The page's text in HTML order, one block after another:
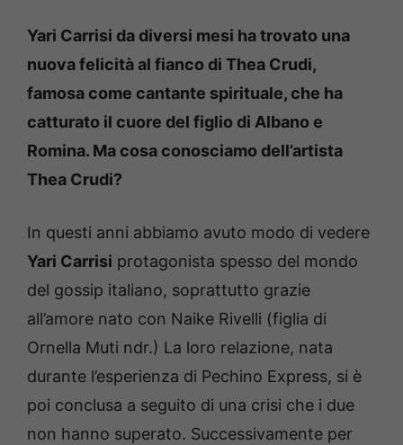
Yari Carrisi da diversi mesi ha trovato una
nuova felicità al fianco di Thea Crudi,
famosa come cantante spirituale, che ha
catturato il cuore del figlio di Albano e
Romina. Ma cosa conosciamo dell’artista
Thea Crudi?
In questi anni abbiamo avuto modo di vedere
Yari Carrisi protagonista spesso del mondo
del gossip italiano, soprattutto grazie
all’amore nato con Naike Rivelli (figlia di
Ornella Muti ndr.) La loro relazione, nata
durante l’esperienza di Pechino Express, si è
poi conclusa a seguito di una crisi che i due
non hanno superato. Successivamente per